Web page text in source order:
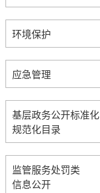
环境保护
应急管理
基层政务公开标准化
规范化目录
监管服务处罚类
信息公开